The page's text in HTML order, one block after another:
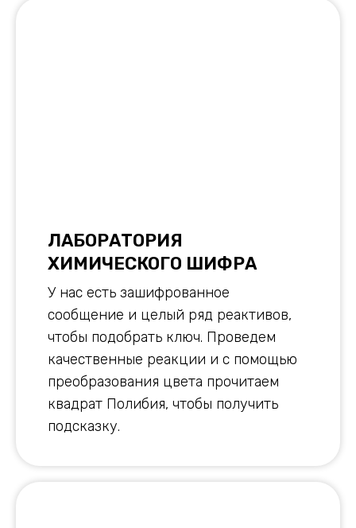
ЛАБОРАТОРИЯ
ХИМИЧЕСКОГО ШИФРА
У нас есть зашифрованное
сообщение и целый ряд реактивов,
чтобы подобрать ключ. Проведем
качественные реакции и с помощью
преобразования цвета прочитаем
квадрат Полибия, чтобы получить
подсказку.